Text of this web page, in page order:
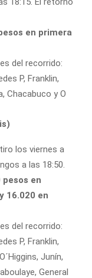
en primera
del recorrido:
P, Franklin,
Chacabuco y O
los viernes a
a las 18:50.
pesos en
16.020 en
del recorrido:
P, Franklin,
Junín,
General